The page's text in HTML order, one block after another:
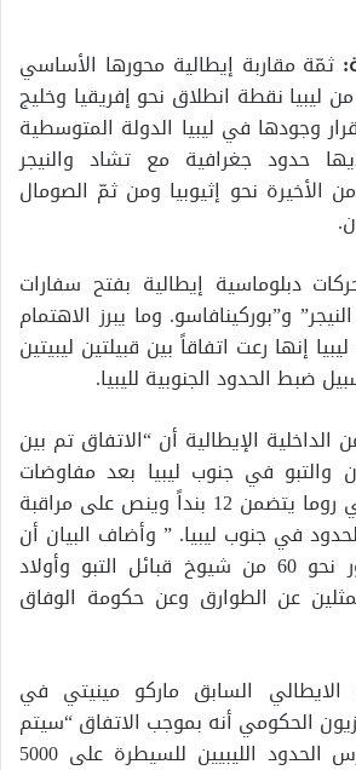
ثمّة مقاربة إيطالية محورها الأساسي
ليبيا نقطة انطلاق نحو إفريقيا وخليج
وجودها في ليبيا الدولة المتوسطية
حدود جغرافية مع تشاد والنيجر
الأخيرة نحو إثيوبيا ومن ثمّ الصومال
دبلوماسية إيطالية بفتح سفارات
و”بوركينافاسو. وما يبرز الاهتمام
إنها رعت اتفاقاً بين قبيلتين ليبيتين
ضبط الحدود الجنوبية لليبيا.
الإيطالية أن “الاتفاق تم بين
والتبو في جنوب ليبيا بعد مفاوضات
استمرت 72 ساعة في روما يتضمن 12 بنداً وينص على مراقبة
الحدود في جنوب ليبيا. ” وأضاف البيان أن
الاتفاق جرى “بحضور نحو 60 من شيوخ قبائل التبو وأولاد
عن الطوارق وعن حكومة الوفاق
الايطالي السابق ماركو مينيتي في
الحكومي أنه بموجب الاتفاق “سيتم
تشكيل قوة من حرس الحدود الليبيين للسيطرة على 5000